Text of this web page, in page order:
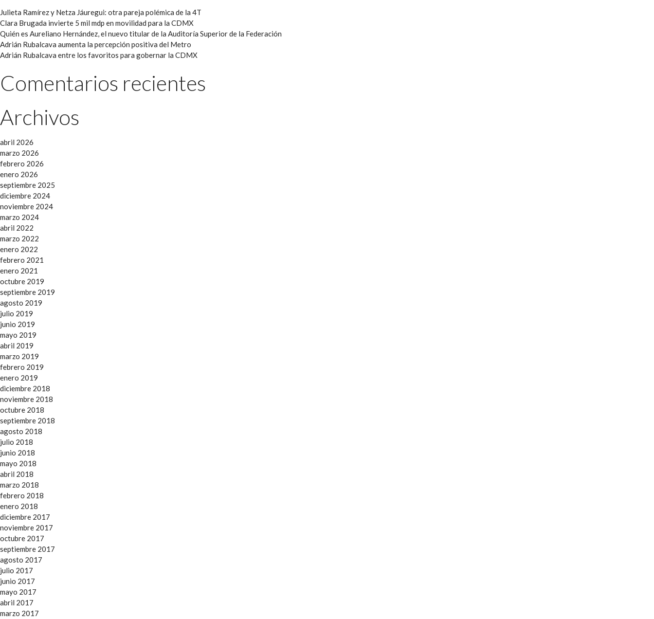
Julieta Ramírez y Netza Jáuregui: otra pareja polémica de la 4T
Clara Brugada invierte 5 mil mdp en movilidad para la CDMX
Quién es Aureliano Hernández, el nuevo titular de la Auditoría Superior de la Federación
Adrián Rubalcava aumenta la percepción positiva del Metro
Adrián Rubalcava entre los favoritos para gobernar la CDMX
Comentarios recientes
Archivos
abril 2026
marzo 2026
febrero 2026
enero 2026
septiembre 2025
diciembre 2024
noviembre 2024
marzo 2024
abril 2022
marzo 2022
enero 2022
febrero 2021
enero 2021
octubre 2019
septiembre 2019
agosto 2019
julio 2019
junio 2019
mayo 2019
abril 2019
marzo 2019
febrero 2019
enero 2019
diciembre 2018
noviembre 2018
octubre 2018
septiembre 2018
agosto 2018
julio 2018
junio 2018
mayo 2018
abril 2018
marzo 2018
febrero 2018
enero 2018
diciembre 2017
noviembre 2017
octubre 2017
septiembre 2017
agosto 2017
julio 2017
junio 2017
mayo 2017
abril 2017
marzo 2017